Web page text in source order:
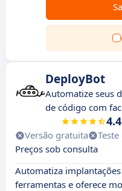
DeployBot
Automatize seus
de código com
4.4
Versão gratuita
Preços sob consulta
Automatiza
ferramentas e oferece